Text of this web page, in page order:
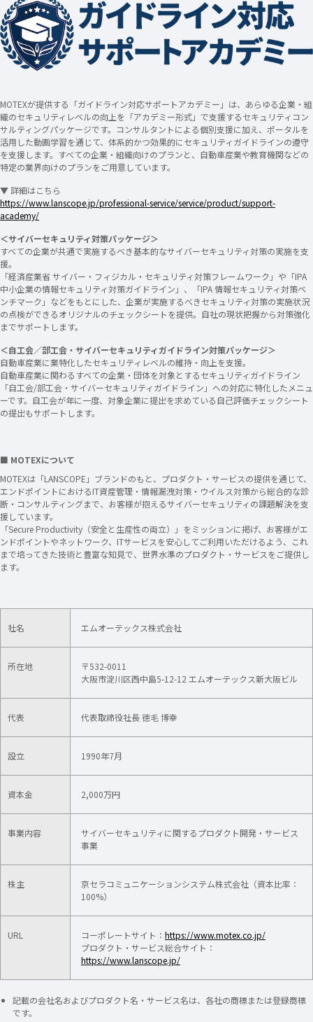
MOTEXが提供する「ガイドライン対応サポートアカデミー」は、あらゆる企業・組
織のセキュリティレベルの向上を「アカデミー形式」で支援するセキュリティコン
サルティングパッケージです。コンサルタントによる個別支援に加え、ポータルを
活用した動画学習を通じて、体系的かつ効果的にセキュリティガイドラインの遵守
を支援します。すべての企業・組織向けのプランと、自動車産業や教育機関などの
特定の業界向けのプランをご用意しています。
▼ 詳細はこちら
https://www.lanscope.jp/professional-service/service/product/support-
academy/
＜サイバーセキュリティ対策パッケージ＞
すべての企業が共通で実施するべき基本的なサイバーセキュリティ対策の実施を支
援。
「経済産業省 サイバー・フィジカル・セキュリティ対策フレームワーク」や「IPA
中小企業の情報セキュリティ対策ガイドライン」、「IPA 情報セキュリティ対策ベ
ンチマーク」などをもとにした、企業が実施するべきセキュリティ対策の実施状況
の点検ができるオリジナルのチェックシートを提供。自社の現状把握から対策強化
までサポートします。
＜自工会／部工会・サイバーセキュリティガイドライン対策パッケージ＞
自動車産業に業特化したセキュリティレベルの維持・向上を支援。
自動車産業に関わるすべての企業・団体を対象とするセキュリティガイドライン
「自工会/部工会・サイバーセキュリティガイドライン」への対応に特化したメニュ
ーです。自工会が年に一度、対象企業に提出を求めている自己評価チェックシート
の提出もサポートします。
■ MOTEXについて
MOTEXは「LANSCOPE」ブランドのもと、プロダクト・サービスの提供を通じて、
エンドポイントにおけるIT資産管理・情報漏洩対策・ウイルス対策から総合的な診
断・コンサルティングまで、お客様が抱えるサイバーセキュリティの課題解決を支
援しています。
「Secure Productivity（安全と生産性の両立）」をミッションに掲げ、お客様がエ
ンドポイントやネットワーク、ITサービスを安心してご利用いただけるよう、これ
まで培ってきた技術と豊富な知見で、世界水準のプロダクト・サービスをご提供し
ます。
社名 エムオーテックス株式会社
所在地
〒532-0011
大阪市淀川区西中島5-12-12 エムオーテックス新大阪ビル
代表 代表取締役社長 徳毛 博幸
設立 1990年7月
資本金 2,000万円
事業内容
サイバーセキュリティに関するプロダクト開発・サービス
事業
株主
京セラコミュニケーションシステム株式会社（資本比率：
100%）​
URL コーポレートサイト： https://www.motex.co.jp/
プロダクト・サービス総合サイト：
https://www.lanscope.jp/
記載の会社名およびプロダクト名・サービス名は、各社の商標または登録商標
です。